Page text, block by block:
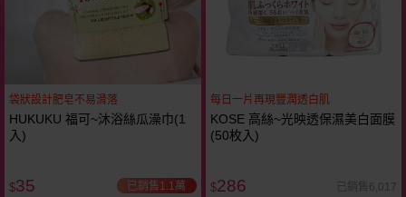
袋狀設計肥皂不易滑落
HUKUKU 福可~沐浴絲瓜澡巾(1
入)
$35 已銷售1.1萬
每日一片再現豐潤透白肌
KOSE 高絲~光映透保濕美白面膜
(50枚入)
$286 已銷售6,017